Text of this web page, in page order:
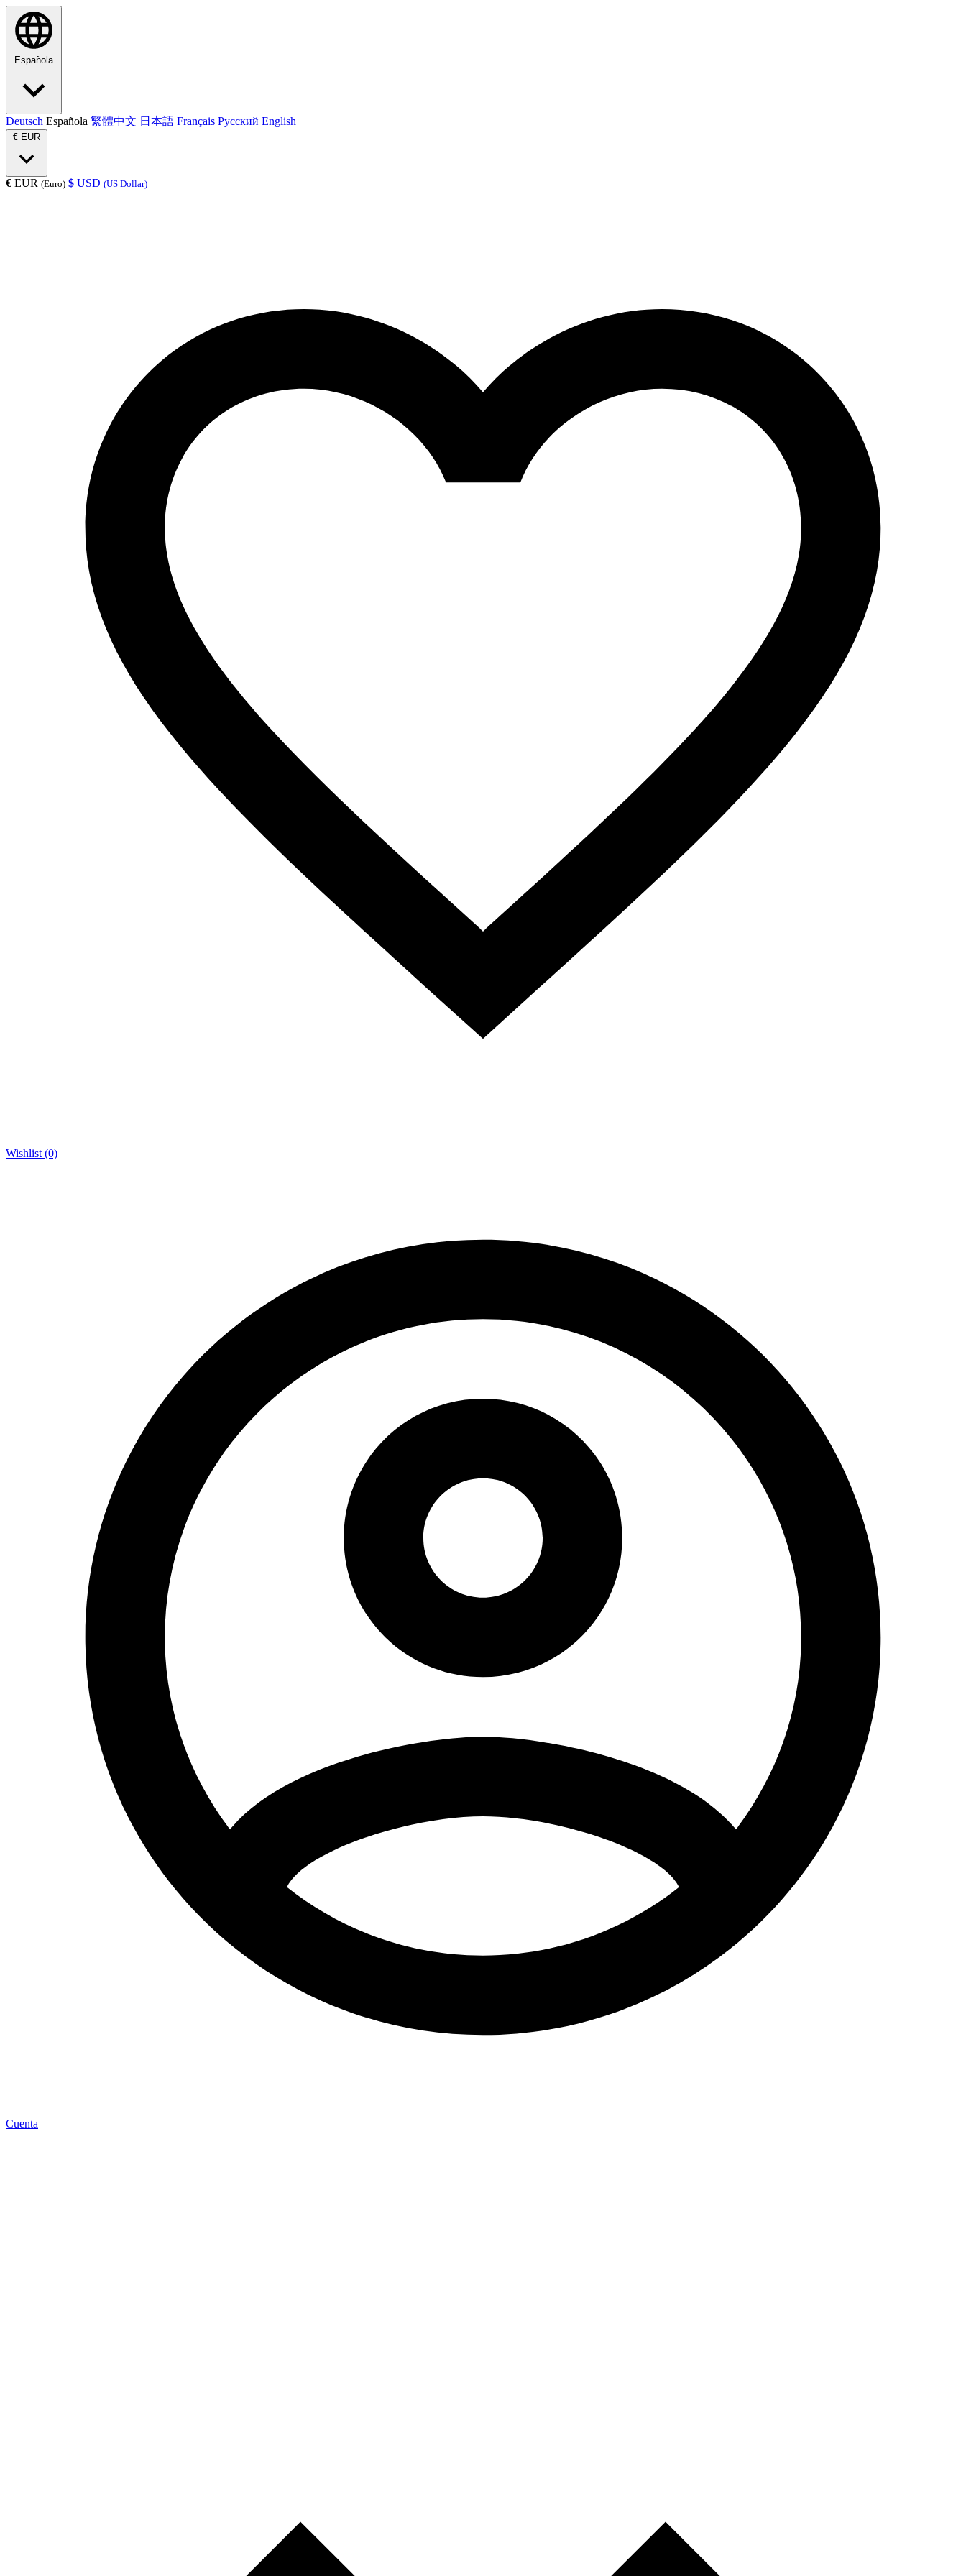
Española
Deutsch Española 繁體中文 日本語 Français Русский English
€ EUR
€ EUR (Euro) $ USD (US Dollar)
Wishlist (0)
Cuenta